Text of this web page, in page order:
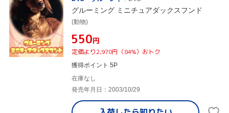
グルーミング ミニチュアダックスフンド
(動物)
¥550円
定価より2,970円（84%）おトク
獲得ポイント 5P
在庫なし
発売年月日：2003/10/29